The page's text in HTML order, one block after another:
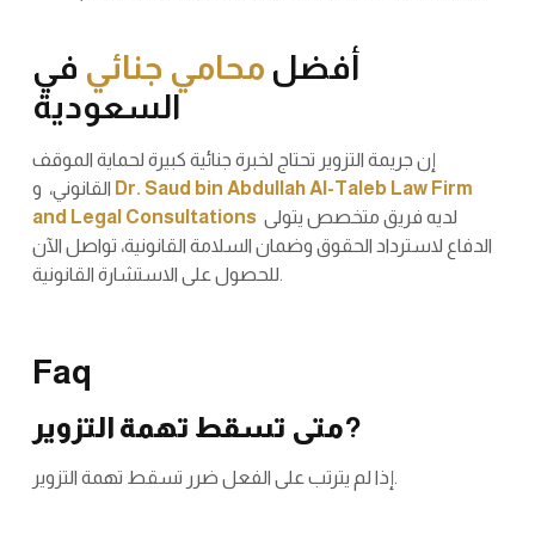
أفضل محامي جنائي في
السعودية
إن جريمة التزوير تحتاج لخبرة جنائية كبيرة لحماية الموقف
Dr. Saud bin Abdullah Al-Taleb Law Firm
and Legal Consultations
الدفاع لاسترداد الحقوق وضمان السلامة القانونية، تواصل الآن
للحصول على الاستشارة القانونية.
Faq
متى تسقط تهمة التزوير?
إذا لم يترتب على الفعل ضرر تسقط تهمة التزوير.